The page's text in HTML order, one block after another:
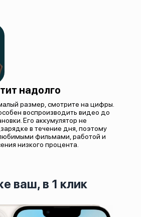
надолго
размер, смотрите на цифры.
воспроизводить видео до
Его аккумулятор не
в течение дня, поэтому
фильмами, работой и
низкого процента.
ваш, в 1 клик